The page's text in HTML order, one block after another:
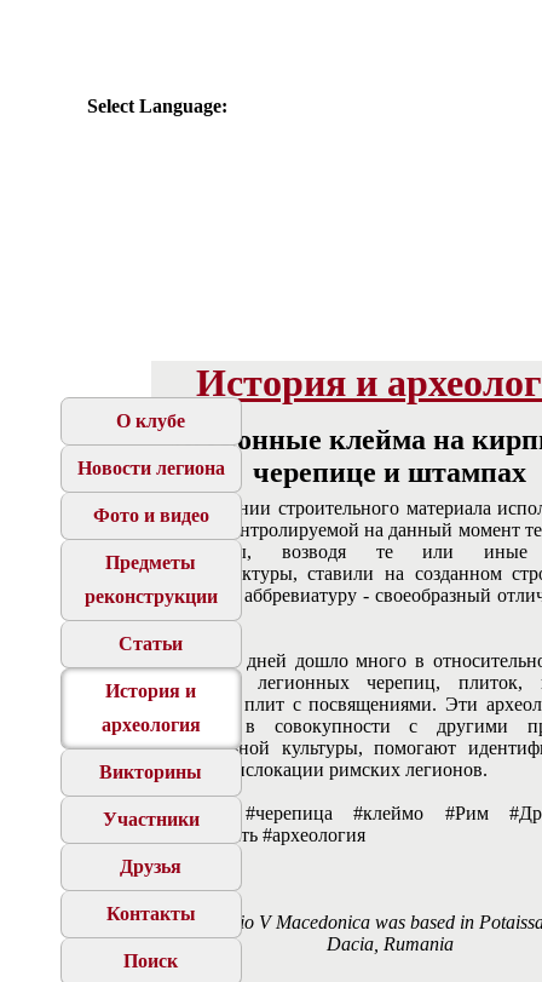
Select Language:
О клубе
Новости легиона
Фото и видео
Предметы
реконструкции
Статьи
История и
археология
Викторины
Участники
Друзья
Контакты
Поиск
История и
Легионные клейма на
черепице и штампах
При создании строительного материала
сырьё с контролируемой на данный момент
Легионеры, возводя те или иные
инфраструктуры, ставили на созданном
материале аббревиатуру - своеобразный
знак.
До наших дней дошло много в
состоянии легионных черепиц, плиток,
памятных плит с посвящениями. Эти
находки, в совокупности с другими
материальной культуры, помогают
бывшие дислокации римских легионов.
#кирпич #черепица #клеймо #Рим
#античность #археология
L V M Legio V Macedonica was based in
Dacia, Rumania